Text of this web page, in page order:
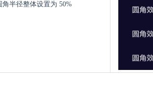
角半径整体设置为 50%